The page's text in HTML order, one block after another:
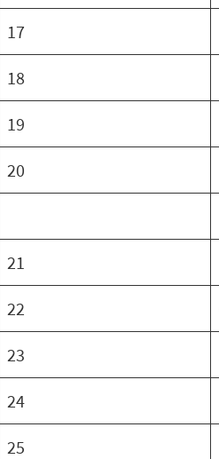
17
18
19
20
21
22
23
24
25